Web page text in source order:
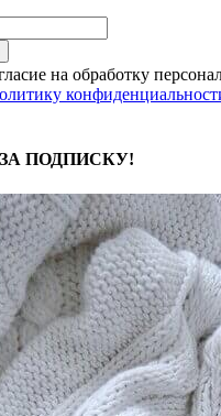
на обработку
ПОДПИСКУ!